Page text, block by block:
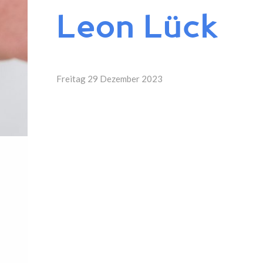
Leon Lück
Freitag 29 Dezember 2023